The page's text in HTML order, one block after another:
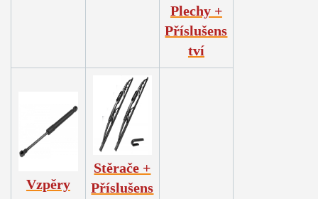
Plechy +
Příslušens
tví
Vzpěry
Stěrače +
Příslušens